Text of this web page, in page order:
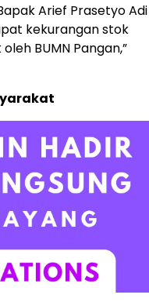
Arief Prasetyo Adi
kekurangan stok
BUMN Pangan,”